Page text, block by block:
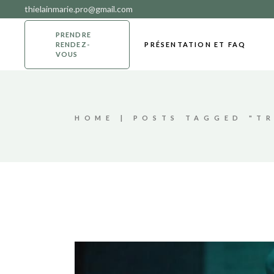
thielainmarie.pro@gmail.com
PRÉSENTATION ET FAQ
PRENDRE
RENDEZ-
VOUS
HOME POSTS TAGGED